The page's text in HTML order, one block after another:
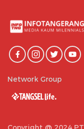
Network Group